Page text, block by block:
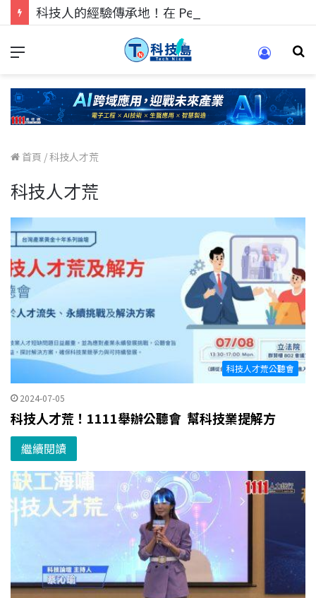
首頁 /科技人才荒
科技人才荒
科技人才荒公聽會
2024-07-05
科技人才荒！1111舉辦公聽會 幫科技業提解方
繼續閱讀